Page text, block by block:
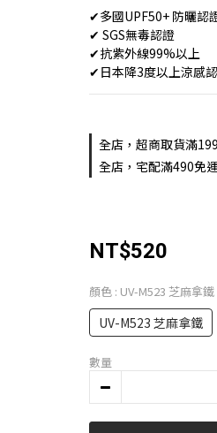
✔多國UPF50+ 防曬認
✔ SGS無毒認證
✔抗紫外線99%以上
✔日本降3度以上涼感
全店，超商取貨滿
全店，宅配滿490免
NT$520
顏色 : UV-M523 芝麻拿鐵
UV-M523 芝麻拿鐵
數量